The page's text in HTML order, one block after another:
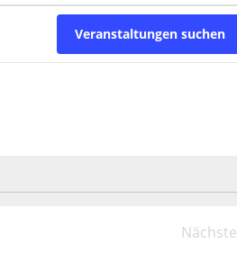
Veranstaltungen suchen
Nächste